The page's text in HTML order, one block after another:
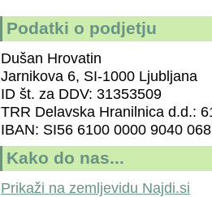
Podatki o podjetju
Dušan Hrovatin
Jarnikova 6, SI-1000 Ljubljana
ID št. za DDV: 31353509
TRR Delavska Hranilnica d.d.:
IBAN: SI56 6100 0000 9040 068
Kako do nas...
Prikaži na zemljevidu Najdi.si